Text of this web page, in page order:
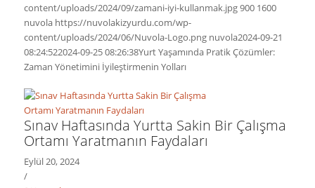
content/uploads/2024/09/zamani-iyi-kullanmak.jpg900 1600
nuvola https://nuvolakizyurdu.com/wp-
content/uploads/2024/06/Nuvola-Logo.png nuvola2024-09-21
08:24:522024-09-25 08:26:38Yurt Yaşamında Pratik Çözümler:
Zaman Yönetimini İyileştirmenin Yolları
Sınav Haftasında Yurtta Sakin Bir Çalışma
Ortamı Yaratmanın Faydaları
Eylül 20, 2024
/